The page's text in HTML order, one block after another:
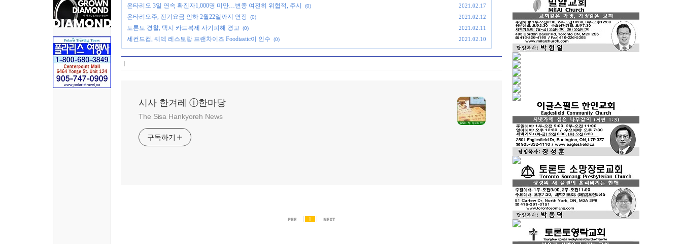
온타리오 3일 연속 확진자1,000명 미만…변종 여전히 위협적, 주시 (0) 2021.02.17
온타리오주, 전기요금 인하 2월22일까지 연장 (0) 2021.02.12
토론토 경찰, 택시 카드복제 사기피해 경고 (0) 2021.02.11
세컨드컵, 퀘벡 레스토랑 프랜차이즈 Foodtastic이 인수 (0) 2021.02.10
시사 한겨레 ⓘ한마당
The Sisa Hankyoreh News
구독하기
1